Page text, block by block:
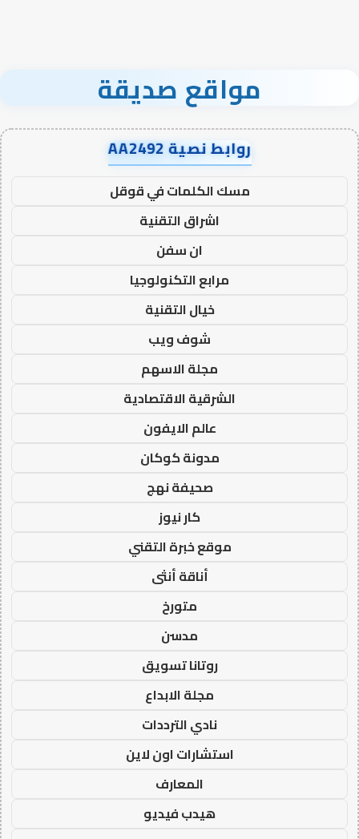
مواقع صديقة
روابط نصية AA2492
مسك الكلمات في قوقل
اشراق التقنية
ان سفن
مرابع التكنولوجيا
خيال التقنية
شوف ويب
مجلة الاسهم
الشرقية الاقتصادية
عالم الايفون
مدونة كوكان
صحيفة نهج
كار نيوز
موقع خبرة التقني
أناقة أنثى
متورخ
مدسن
روتانا تسويق
مجلة الابداع
نادي الترددات
استشارات اون لاين
المعارف
هيدب فيديو